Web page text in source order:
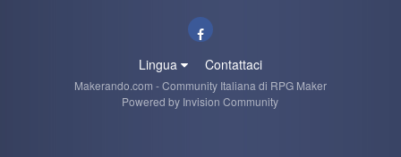
Lingua Contattaci
Makerando.com - Community Italiana di RPG Maker
Powered by Invision Community